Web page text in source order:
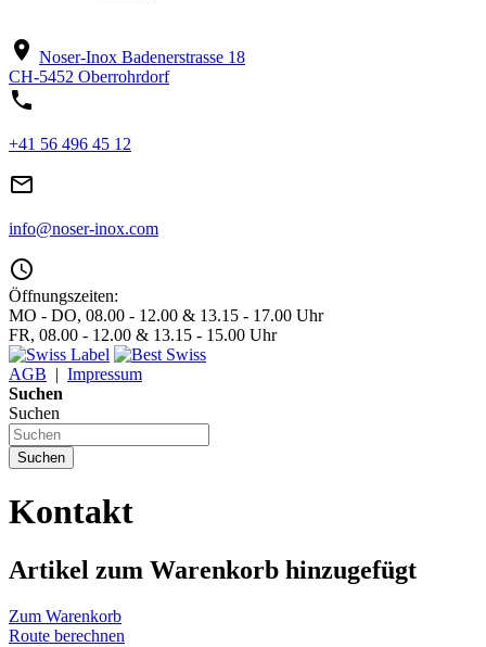
location_on Noser-Inox Badenerstrasse 18
CH-5452 Oberrohrdorf
phone
+41 56 496 45 12
mail_outline
info@noser-inox.com
access_time
Öffnungszeiten:
MO - DO, 08.00 - 12.00 & 13.15 - 17.00 Uhr
FR, 08.00 - 12.00 & 13.15 - 15.00 Uhr
AGB | Impressum
Suchen
Suchen
Suchen
Kontakt
Artikel zum Warenkorb hinzugefügt
Zum Warenkorb
Route berechnen